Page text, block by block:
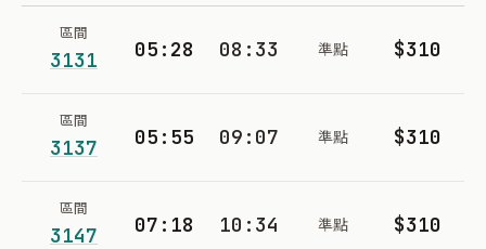
區間
3131 05:28 08:33 準點 $310
區間
3137 05:55 09:07 準點 $310
區間
3147 07:18 10:34 準點 $310